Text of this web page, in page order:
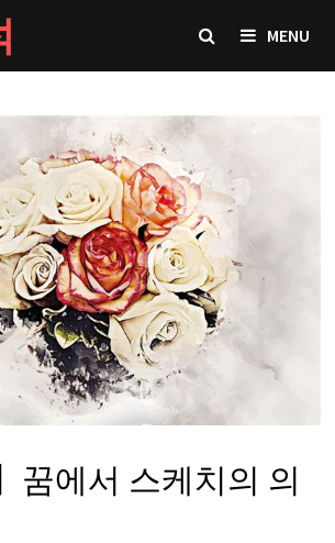
MENU
꿈에서 스케치의 의